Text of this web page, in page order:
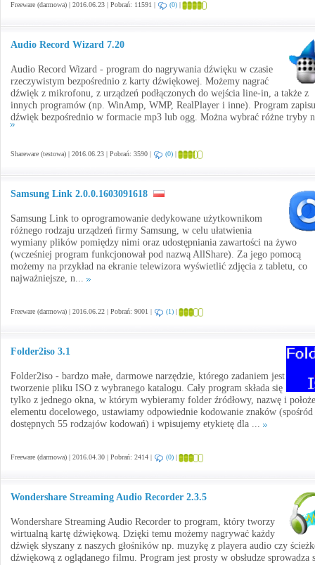
Freeware (darmowa) | 2016.06.23 | Pobrań: 11591 | (0) |
Audio Record Wizard 7.20
Audio Record Wizard - program do nagrywania dźwięku w czasie
rzeczywistym bezpośrednio z karty dźwiękowej. Możemy nagrać
dźwięk z mikrofonu, z urządzeń podłączonych do wejścia line-in, a także z
innych programów (np. WinAmp, WMP, RealPlayer i inne). Program
dźwięk bezpośrednio w formacie mp3 lub ogg. Można wybrać różne tryby
Shareware (testowa) | 2016.06.23 | Pobrań: 3590 | (0) |
Samsung Link 2.0.0.1603091618
Samsung Link to oprogramowanie dedykowane użytkownikom
różnego rodzaju urządzeń firmy Samsung, w celu ułatwienia
wymiany plików pomiędzy nimi oraz udostępniania zawartości na żywo
(wcześniej program funkcjonował pod nazwą AllShare). Za jego pomocą
możemy na przykład na ekranie telewizora wyświetlić zdjęcia z tabletu, co
najważniejsze, n...
Freeware (darmowa) | 2016.06.22 | Pobrań: 9001 | (1) |
Folder2iso 3.1
Folder2iso - bardzo małe, darmowe narzędzie, którego zadaniem jest
tworzenie pliku ISO z wybranego katalogu. Cały program składa się
tylko z jednego okna, w którym wybieramy folder źródłowy, nazwę i
elementu docelowego, ustawiamy odpowiednie kodowanie znaków (spośród
dostępnych 55 rodzajów kodowań) i wpisujemy etykietę dla ...
Freeware (darmowa) | 2016.04.30 | Pobrań: 2414 | (0) |
Wondershare Streaming Audio Recorder 2.3.5
Wondershare Streaming Audio Recorder to program, który tworzy
wirtualną kartę dźwiękową. Dzięki temu możemy nagrywać każdy
dźwięk słyszany z naszych głośników np. muzykę z playera audio czy
dźwiękową z oglądanego filmu. Program jest prosty w obsłudze sprowadza